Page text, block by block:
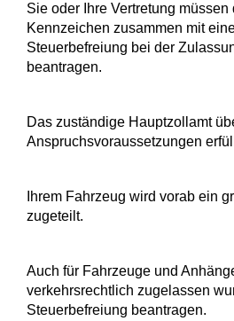
Sie oder Ihre Vertretung müssen
Kennzeichen zusammen mit
Steuerbefreiung bei der
beantragen.
Das zuständige Hauptzollamt
Anspruchsvoraussetzungen
Ihrem Fahrzeug wird vorab ein
zugeteilt.
Auch für Fahrzeuge und
verkehrsrechtlich zugelassen
Steuerbefreiung beantragen.